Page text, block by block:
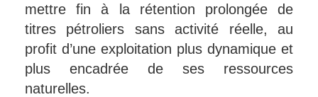
mettre fin à la rétention prolongée de
titres pétroliers sans activité réelle, au
profit d’une exploitation plus dynamique et
plus encadrée de ses ressources
naturelles.